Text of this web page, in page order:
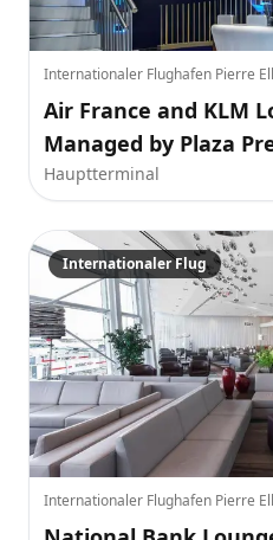
Internationaler Flughafen Pierre
Air France and KLM
Managed by Plaza
Hauptterminal
Internationaler Flug
Internationaler Flughafen Pierre